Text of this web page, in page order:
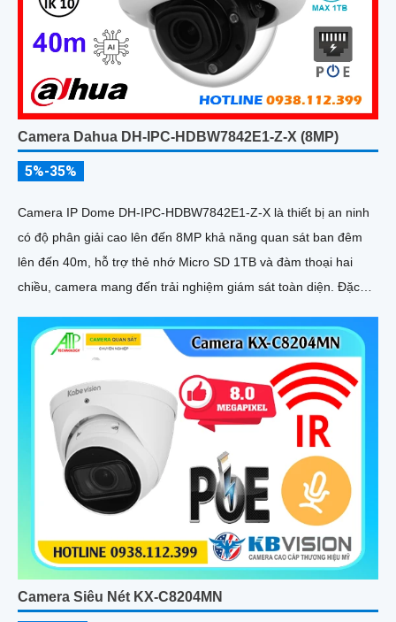
Camera Dahua DH-IPC-HDBW7842E1-Z-X (8MP)
5%-35%
Camera IP Dome DH-IPC-HDBW7842E1-Z-X là thiết bị an ninh
có độ phân giải cao lên đến 8MP khả năng quan sát ban đêm
lên đến 40m, hỗ trợ thẻ nhớ Micro SD 1TB và đàm thoại hai
chiều, camera mang đến trải nghiệm giám sát toàn diện. Đặc
đếm người giúp nâng cao hiệu quả quản lý và an ninh cho mọi
không gian trong nhà
Camera Siêu Nét KX-C8204MN